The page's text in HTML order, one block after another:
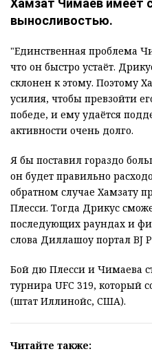
Хамзат Чимаев имеет
выносливостью.
"Единственная проблема
что он быстро устаёт.
склонен к этому. Поэтому
усилия, чтобы превзойти
победе, и ему удаётся
активности очень долго.
Я бы поставил гораздо
он будет правильно
обратном случае Хамзату
Плесси. Тогда Дрикус
последующих раундах и
слова Диллашоу портал BJ
Бой дю Плесси и Чимаева
турнира UFC 319, который
(штат Иллинойс, США).
Читайте также: